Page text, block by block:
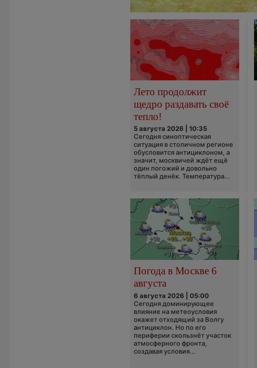
Лето продолжит
щедро раздавать своё
тепло!
5 августа 2026 | 10:35
Сегодня синоптическая
ситуация в столичном регионе
обусловится антициклоном, а
значит, москвичей ждёт ещё
один погожий и довольно
тёплый денёк. Температура...
Погода в Москве 6
августа
6 августа 2026 | 05:00
Сегодня доминирующее
влияние на метеоусловия
окажет отходящий за Волгу
антициклон. Но по его
периферии скользнёт участок
атмосферного фронта,
создавая условия...